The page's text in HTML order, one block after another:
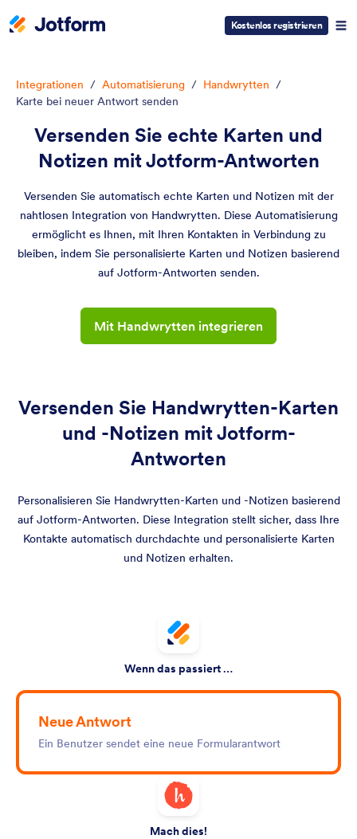
Kostenlos registrieren
Integrationen / Automatisierung / Handwrytten /
Karte bei neuer Antwort senden
Versenden Sie echte Karten und
Notizen mit Jotform-Antworten
Versenden Sie automatisch echte Karten und Notizen mit der
nahtlosen Integration von Handwrytten. Diese Automatisierung
ermöglicht es Ihnen, mit Ihren Kontakten in Verbindung zu
bleiben, indem Sie personalisierte Karten und Notizen basierend
auf Jotform-Antworten senden.
Mit Handwrytten integrieren
Versenden Sie Handwrytten-Karten
und -Notizen mit Jotform-
Antworten
Personalisieren Sie Handwrytten-Karten und -Notizen basierend
auf Jotform-Antworten. Diese Integration stellt sicher, dass Ihre
Kontakte automatisch durchdachte und personalisierte Karten
und Notizen erhalten.
Wenn das passiert …
Neue Antwort
Ein Benutzer sendet eine neue Formularantwort
Mach dies!